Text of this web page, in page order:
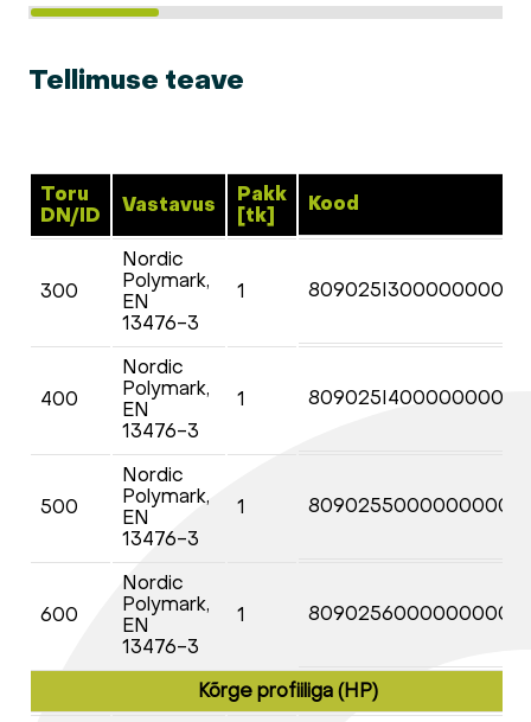
Tellimuse teave
Toru
DN/ID
Vastavus
Pakk
[tk]
Kood
300
Nordic
Polymark,
EN
13476-3
1 809025I30000000000
400
Nordic
Polymark,
EN
13476-3
1 809025I40000000000
500
Nordic
Polymark,
EN
13476-3
1
600
Nordic
Polymark,
EN
13476-3
1
Kõrge profiiliga (HP)